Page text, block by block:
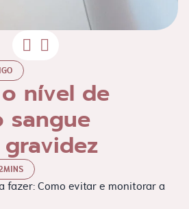
nível de
sangue
fazer: Como evitar e monitorar a